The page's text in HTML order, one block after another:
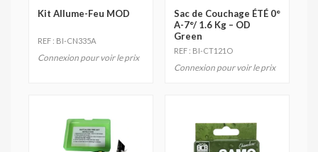
Kit Allume-Feu MOD
REF : BI-CN335A
Connexion pour voir le prix
Sac de Couchage ÉTÉ 0°
A-7°/ 1.6 Kg – OD
Green
REF : BI-CT121O
Connexion pour voir le prix